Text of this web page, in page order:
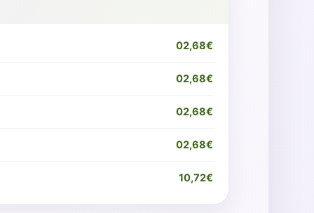
02,68€
02,68€
02,68€
02,68€
10,72€